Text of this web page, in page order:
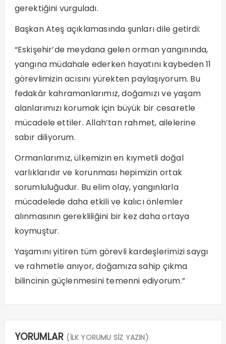
gerektiğini vurguladı.
Başkan Ateş açıklamasında şunları dile getirdi:
“Eskişehir’de meydana gelen orman yangınında,
yangına müdahale ederken hayatını kaybeden 11
görevlimizin acısını yürekten paylaşıyorum. Bu
fedakâr kahramanlarımız, doğamızı ve yaşam
alanlarımızı korumak için büyük bir cesaretle
mücadele ettiler. Allah’tan rahmet, ailelerine
sabır diliyorum.
Ormanlarımız, ülkemizin en kıymetli doğal
varlıklarıdır ve korunması hepimizin ortak
sorumluluğudur. Bu elim olay, yangınlarla
mücadelede daha etkili ve kalıcı önlemler
alınmasının gerekliliğini bir kez daha ortaya
koymuştur.
Yaşamını yitiren tüm görevli kardeşlerimizi saygı
ve rahmetle anıyor, doğamıza sahip çıkma
bilincinin güçlenmesini temenni ediyorum.”
YORUMLAR (İLK YORUMU SİZ YAZIN)